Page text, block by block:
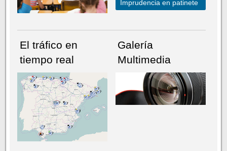
NÚMERO ACTUALHEMEROTECA
Imprudencia en patinete
El tráfico en
tiempo real
Galería
Multimedia